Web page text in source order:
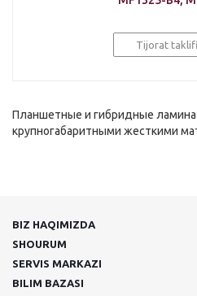
Tijorat
Планшетные и гибридные
крупногабаритными жесткими
BIZ HAQIMIZDA
SHOURUM
SERVIS MARKAZI
BILIM BAZASI